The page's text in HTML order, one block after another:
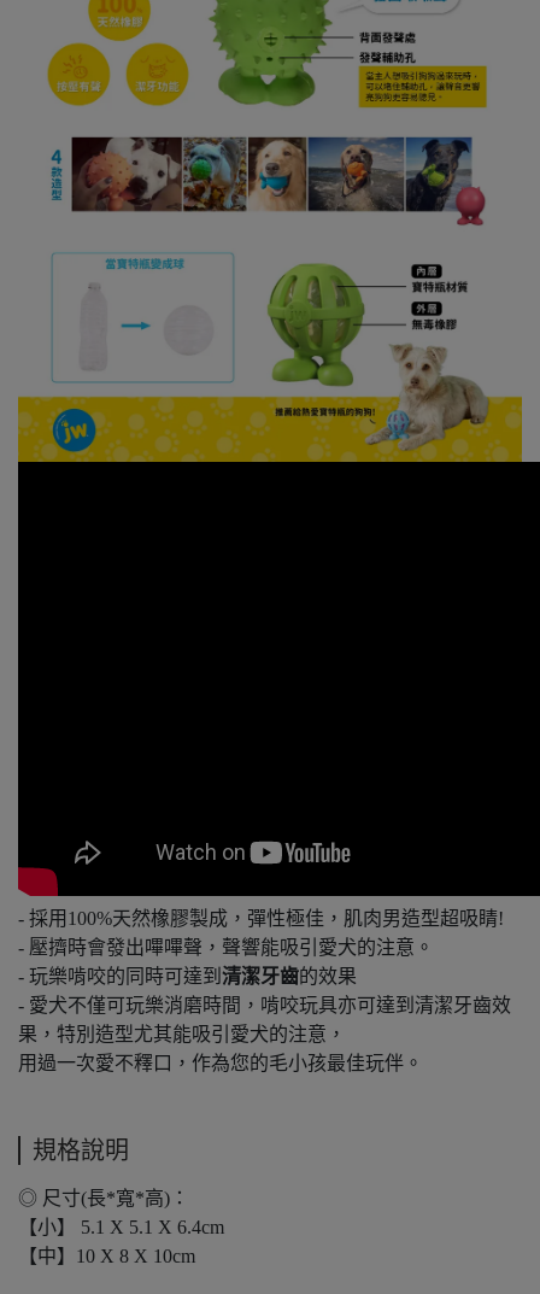
- 採用100%天然橡膠製成，彈性極佳，肌肉男造型超吸睛!
- 壓擠時會發出嗶嗶聲，聲響能吸引愛犬的注意。
- 玩樂啃咬的同時可達到 清潔牙齒的效果
- 愛犬不僅可玩樂消磨時間，啃咬玩具亦可達到清潔牙齒效
果，特別造型尤其能吸引愛犬的注意，
用過一次愛不釋口，作為您的毛小孩最佳玩伴。
規格說明
◎ 尺寸(長*寬*高)：
【小】 5.1 X 5.1 X 6.4cm
【中】10 X 8 X 10cm